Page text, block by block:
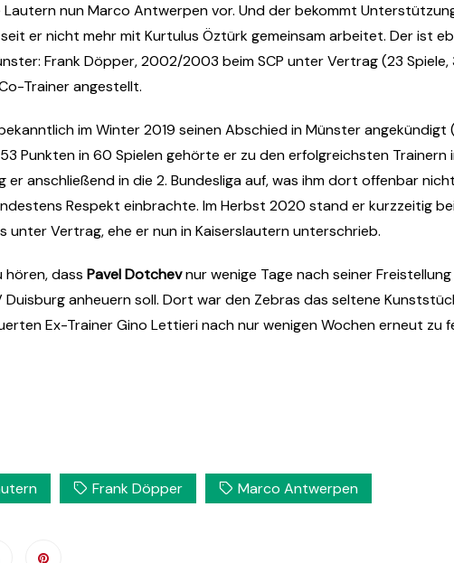
nun Marco Antwerpen vor. Und der bekommt
er nicht mehr mit Kurtulus Öztürk gemeinsam arbeitet. Der ist
Frank Döpper, 2002/2003 beim SCP unter Vertrag (23 Spiele,
Trainer angestellt.
im Winter 2019 seinen Abschied in Münster angekündigt
Punkten in 60 Spielen gehörte er zu den erfolgreichsten Trainern
er anschließend in die 2. Bundesliga auf, was ihm dort offenbar
Respekt einbrachte. Im Herbst 2020 stand er kurzzeitig
unter Vertrag, ehe er nun in Kaiserslautern unterschrieb.
hören, dass Pavel Dotchevnur wenige Tage nach seiner
Duisburg anheuern soll. Dort war den Zebras das seltene
Ex-Trainer Gino Lettieri nach nur wenigen Wochen erneut zu
Frank Döpper Marco Antwerpen